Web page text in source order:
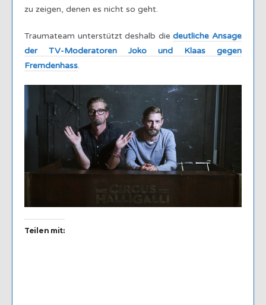
zu zeigen, denen es nicht so geht.
Traumateam unterstützt deshalb diedeutliche Ansage
der TV-Moderatoren Joko und Klaas gegen
Fremdenhass.
Teilen mit: